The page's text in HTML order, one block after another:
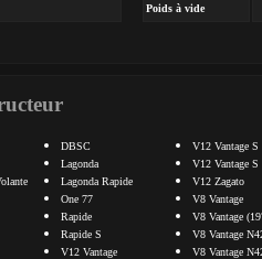
Poids à vide
DBSC
Lagonda
Lagonda Rapide
One 77
Rapide
Rapide S
V12 Vantage
V12 Vantage S
V12 Vantage S
V12 Zagato
V8 Vantage
V8 Vantage
V8 Vantage
V8 Vantage